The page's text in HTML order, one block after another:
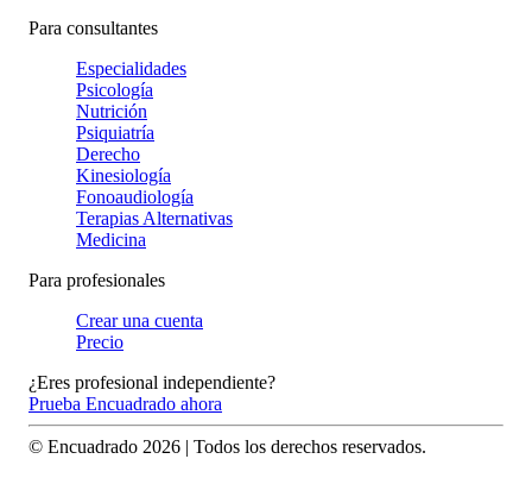
Para consultantes
Especialidades
Psicología
Nutrición
Psiquiatría
Derecho
Kinesiología
Fonoaudiología
Terapias Alternativas
Medicina
Para profesionales
Crear una cuenta
Precio
¿Eres profesional independiente?
Prueba Encuadrado ahora
© Encuadrado 2026 | Todos los derechos reservados.